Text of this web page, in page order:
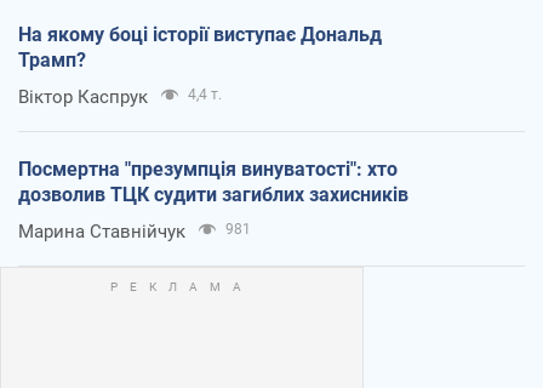
На якому боці історії виступає Дональд
Трамп?
Віктор Каспрук 4,4 т.
Посмертна "презумпція винуватості": хто
дозволив ТЦК судити загиблих захисників
Марина Ставнійчук 981